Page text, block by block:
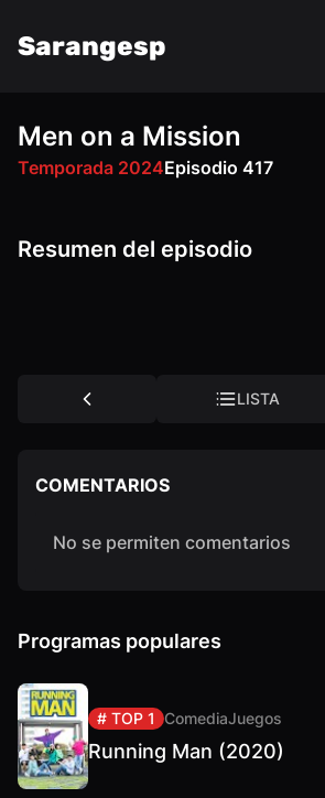
Sarangesp
Men on a Mission
Temporada 2024Episodio 417
PY VK OK
Resumen del episodio
LISTA
COMENTARIOS
No se permiten comentarios
Programas populares
# TOP 1 ComediaJuegos
Running Man (2020)